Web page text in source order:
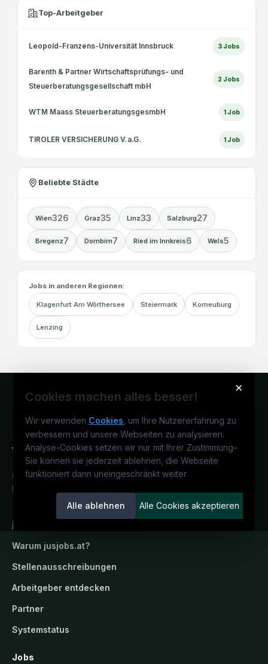
Top-Arbeitgeber
Leopold-Franzens-Universität Innsbruck 3 Jobs
Barenth & Partner Wirtschaftsprüfungs- und
Steuerberatungsgesellschaft mbH
2 Jobs
WTM Maass SteuerberatungsgesmbH 1 Job
TIROLER VERSICHERUNG V.a.G. 1 Job
Beliebte Städte
Wien326 Graz35 Linz33 Salzburg27
Bregenz7 Dornbirn7 Ried im Innkreis6 Wels5
Jobs in anderen Regionen:
Klagenfurt Am Wörthersee Steiermark Korneuburg
Lenzing
×
Cookies machen alles besser!
Wir verwenden Cookies , um Ihre Nutzererfahrung zu
verbessern und unsere Webseiten zu analysieren.
Analyse-Cookies setzen wir nur mit Ihrer Zustimmung–
Sie können sie jederzeit ablehnen, die Webseite
funktioniert dann uneingeschränkt weiter
Alle ablehnen Alle Cookies akzeptieren
Österreichs juristisches Karriereportal.
Ein Service der candidatis GmbH.
jusjobs.at
Warum jusjobs.at?
Stellenausschreibungen
Arbeitgeber entdecken
Partner
Systemstatus
Jobs